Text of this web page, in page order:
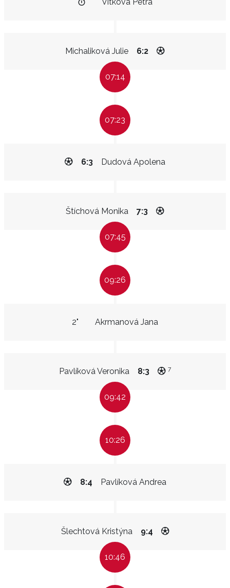
Michaliková Julie 6:2
07:14
07:23
Dudová Apolena
6:3
Štíchová Monika 7:3
07:45
09:26
Akrmanová Jana
2"
Pavlíková Veronika 8:3 7
09:42
10:26
Pavlíková Andrea
8:4
Šlechtová Kristýna 9:4
10:46